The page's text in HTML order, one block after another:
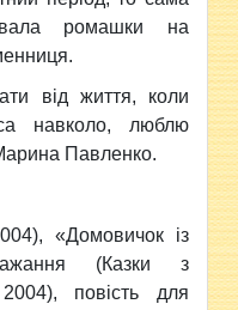
ромашки на
від життя, коли
навколо, люблю
Павленко.
«Домовичок із
(Казки з
повість для